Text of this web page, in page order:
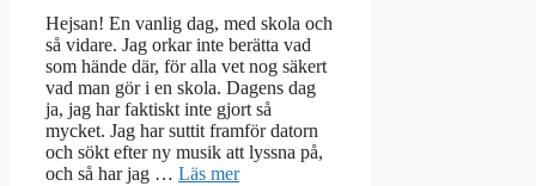
Hejsan! En vanlig dag, med skola och
så vidare. Jag orkar inte berätta vad
som hände där, för alla vet nog säkert
vad man gör i en skola. Dagens dag
ja, jag har faktiskt inte gjort så
mycket. Jag har suttit framför datorn
och sökt efter ny musik att lyssna på,
och så har jag … Läs mer